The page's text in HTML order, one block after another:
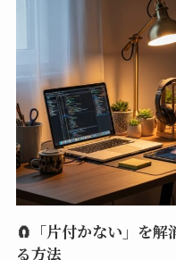
🧲「片付かない」を解
る方法